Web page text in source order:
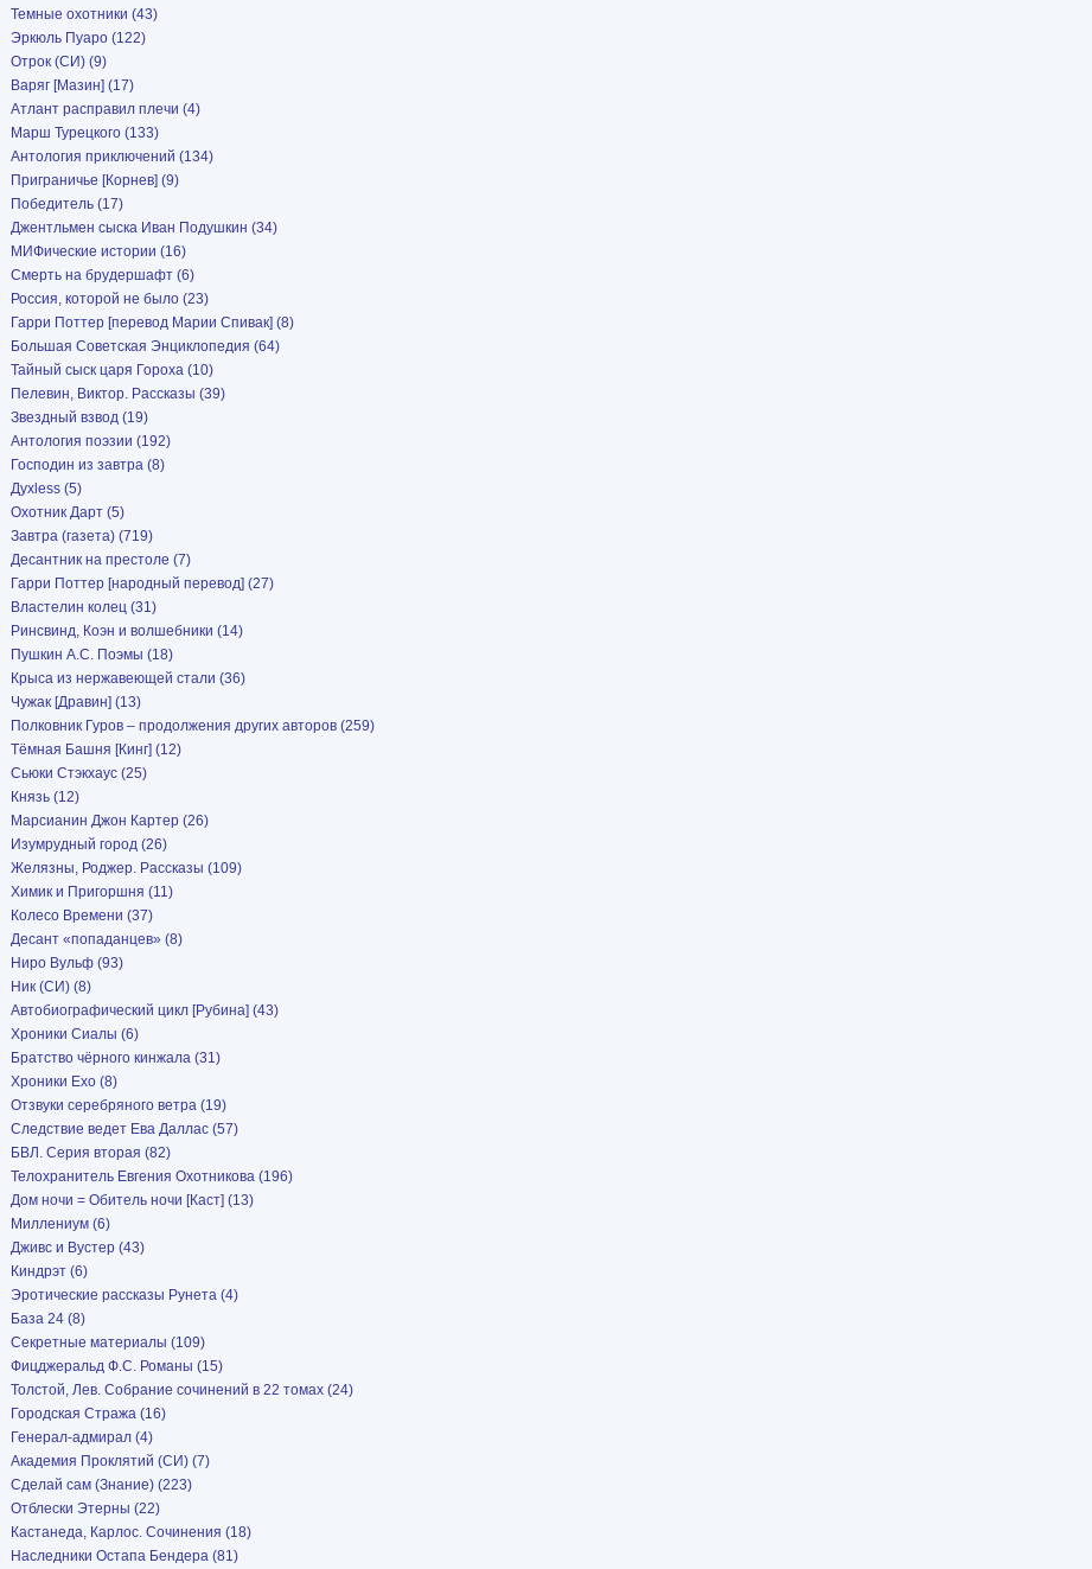
Темные охотники (43)
Эркюль Пуаро (122)
Отрок (СИ) (9)
Варяг [Мазин] (17)
Атлант расправил плечи (4)
Марш Турецкого (133)
Антология приключений (134)
Приграничье [Корнев] (9)
Победитель (17)
Джентльмен сыска Иван Подушкин (34)
МИФические истории (16)
Смерть на брудершафт (6)
Россия, которой не было (23)
Гарри Поттер [перевод Марии Спивак] (8)
Большая Советская Энциклопедия (64)
Тайный сыск царя Гороха (10)
Пелевин, Виктор. Рассказы (39)
Звездный взвод (19)
Антология поэзии (192)
Господин из завтра (8)
Духless (5)
Охотник Дарт (5)
Завтра (газета) (719)
Десантник на престоле (7)
Гарри Поттер [народный перевод] (27)
Властелин колец (31)
Ринсвинд, Коэн и волшебники (14)
Пушкин А.С. Поэмы (18)
Крыса из нержавеющей стали (36)
Чужак [Дравин] (13)
Полковник Гуров – продолжения других авторов (259)
Тёмная Башня [Кинг] (12)
Сьюки Стэкхаус (25)
Князь (12)
Марсианин Джон Картер (26)
Изумрудный город (26)
Желязны, Роджер. Рассказы (109)
Химик и Пригоршня (11)
Колесо Времени (37)
Десант «попаданцев» (8)
Ниро Вульф (93)
Ник (СИ) (8)
Автобиографический цикл [Рубина] (43)
Хроники Сиалы (6)
Братство чёрного кинжала (31)
Хроники Ехо (8)
Отзвуки серебряного ветра (19)
Следствие ведет Ева Даллас (57)
БВЛ. Серия вторая (82)
Телохранитель Евгения Охотникова (196)
Дом ночи = Обитель ночи [Каст] (13)
Миллениум (6)
Дживс и Вустер (43)
Киндрэт (6)
Эротические рассказы Рунета (4)
База 24 (8)
Секретные материалы (109)
Фицджеральд Ф.С. Романы (15)
Толстой, Лев. Собрание сочинений в 22 томах (24)
Городская Стража (16)
Генерал-адмирал (4)
Академия Проклятий (СИ) (7)
Сделай сам (Знание) (223)
Отблески Этерны (22)
Кастанеда, Карлос. Сочинения (18)
Наследники Остапа Бендера (81)